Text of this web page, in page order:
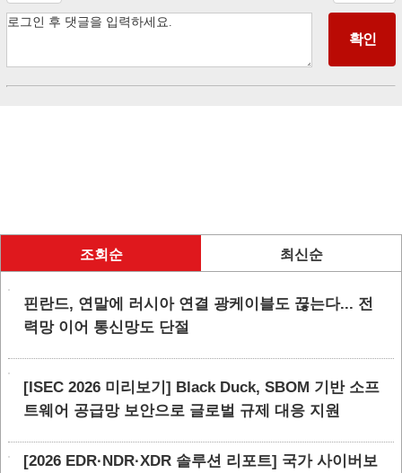
조회순 최신순
핀란드, 연말에 러시아 연결 광케이블도 끊는다... 전
력망 이어 통신망도 단절
[ISEC 2026 미리보기] Black Duck, SBOM 기반 소프
트웨어 공급망 보안으로 글로벌 규제 대응 지원
[2026 EDR·NDR·XDR 솔루션 리포트] 국가 사이버보